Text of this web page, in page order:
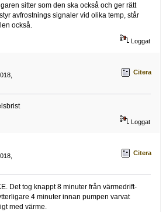
sitter som den ska också och ger rätt
avfrostnings signaler vid olika temp, står
också.
Loggat
Citera
Loggat
Citera
Det tog knappt 8 minuter från värmedrift-
4 minuter innan pumpen varvat
med värme.